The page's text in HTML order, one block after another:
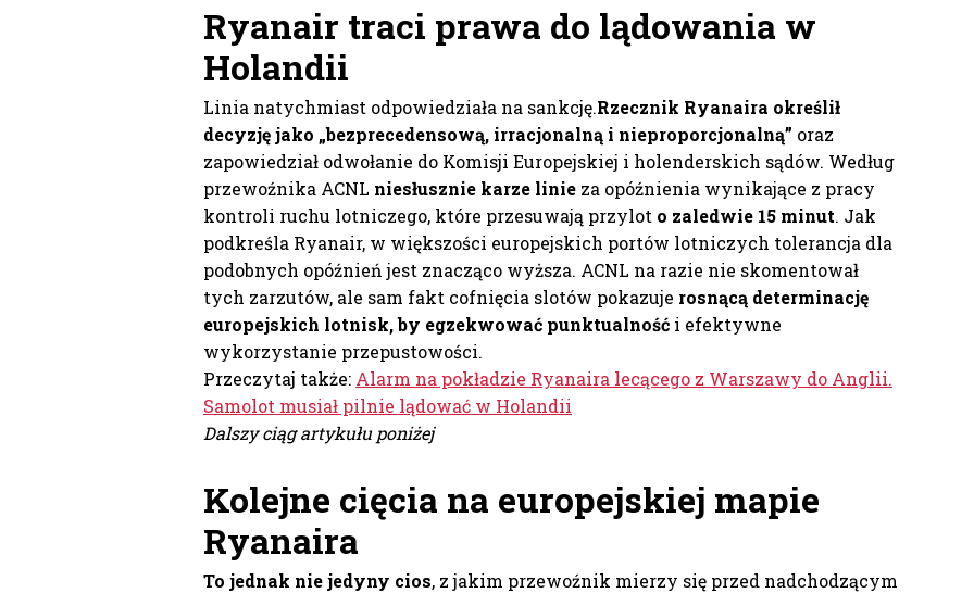
Ryanair traci prawa do lądowania w
Holandii
Linia natychmiast odpowiedziała na sankcję.Rzecznik Ryanaira określił
decyzję jako „bezprecedensową, irracjonalną i nieproporcjonalną” oraz
zapowiedział odwołanie do Komisji Europejskiej i holenderskich sądów. Według
przewoźnika ACNL niesłusznie karze linie za opóźnienia wynikające z pracy
kontroli ruchu lotniczego, które przesuwają przylot o zaledwie 15 minut. Jak
podkreśla Ryanair, w większości europejskich portów lotniczych tolerancja dla
podobnych opóźnień jest znacząco wyższa. ACNL na razie nie skomentował
tych zarzutów, ale sam fakt cofnięcia slotów pokazuje rosnącą determinację
europejskich lotnisk, by egzekwować punktualność i efektywne
wykorzystanie przepustowości.
Przeczytaj także: Alarm na pokładzie Ryanaira lecącego z Warszawy do Anglii.
Samolot musiał pilnie lądować w Holandii
Dalszy ciąg artykułu poniżej
Kolejne cięcia na europejskiej mapie
Ryanaira
To jednak nie jedyny cios, z jakim przewoźnik mierzy się przed nadchodzącym